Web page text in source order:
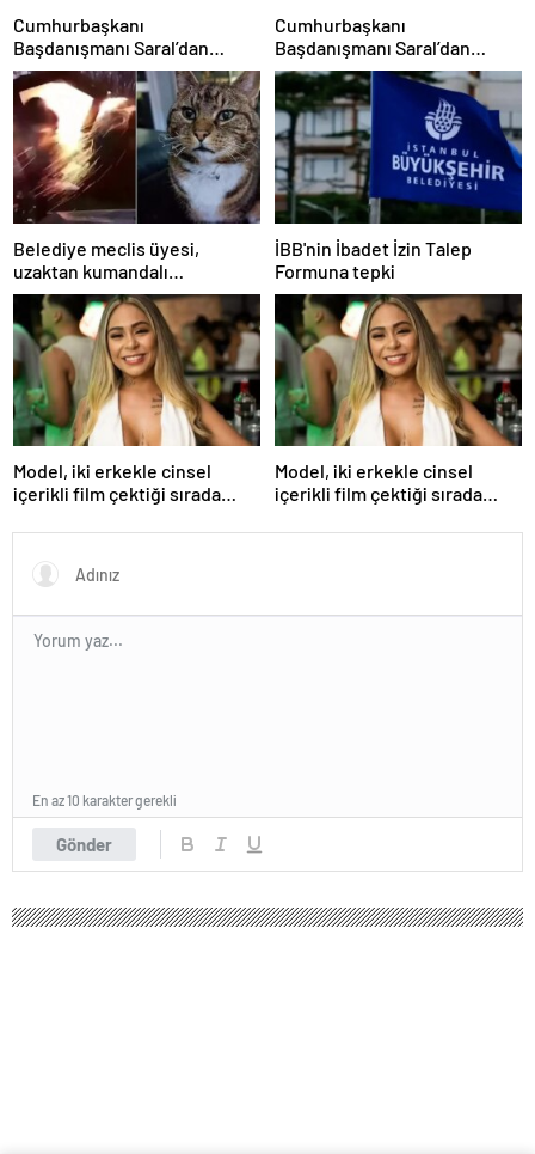
Cumhurbaşkanı
Başdanışmanı Saral’dan
gündem yaratacak Mansur
Yavaş iddiası
Cumhurbaşkanı
Başdanışmanı Saral’dan
gündem yaratacak Mansur
Yavaş iddiası
Belediye meclis üyesi,
uzaktan kumandalı
patlayıcıyla kediyi havaya
uçurmaya çalıştı
İBB'nin İbadet İzin Talep
Formuna tepki
Model, iki erkekle cinsel
içerikli film çektiği sırada
kaybetti
Model, iki erkekle cinsel
içerikli film çektiği sırada
kaybetti
Gönder
En az 10 karakter gerekli